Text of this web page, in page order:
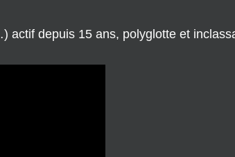
actif depuis 15 ans, polyglotte et